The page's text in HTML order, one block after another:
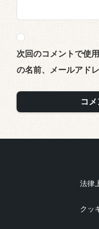
次回のコメントで使
の名前、メールアド
法律
クッ